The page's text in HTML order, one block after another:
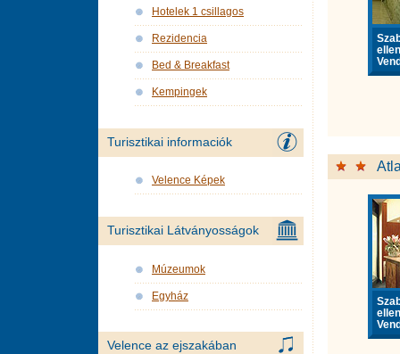
Hotelek 1 csillagos
Rezidencia
Bed & Breakfast
Kempingek
Turisztikai informaciók
Velence Képek
Turisztikai Látványosságok
Múzeumok
Egyház
Velence az ejszakában